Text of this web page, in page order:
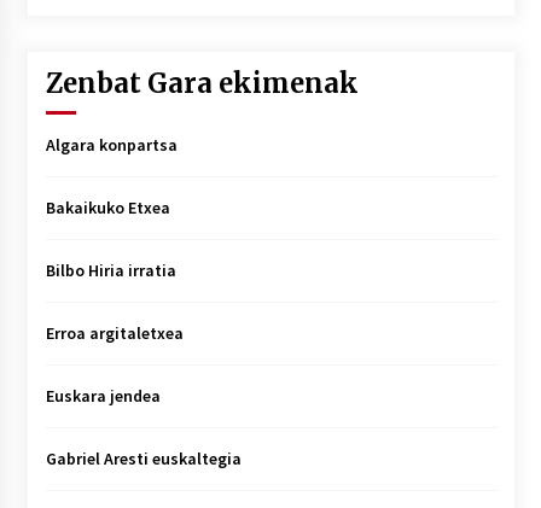
Zenbat Gara ekimenak
Algara konpartsa
Bakaikuko Etxea
Bilbo Hiria irratia
Erroa argitaletxea
Euskara jendea
Gabriel Aresti euskaltegia